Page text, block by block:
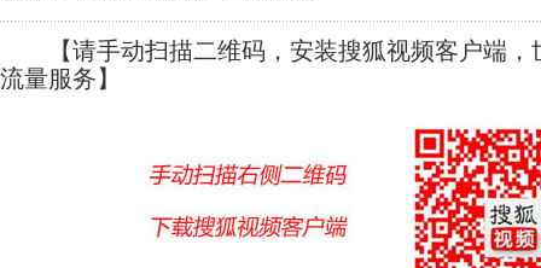
【请手动扫描二维码，安装搜狐视频客户端，
流量服务】